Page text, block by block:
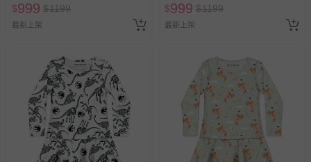
$999 $1199
最新上架
$999 $1199
最新上架